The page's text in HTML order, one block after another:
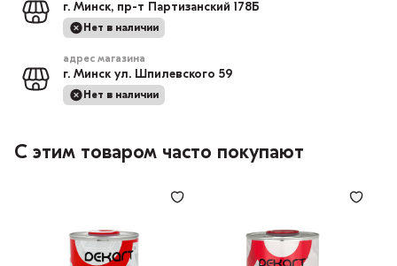
г. Минск, пр-т Партизанский 178Б
Нет в наличии
адрес магазина
г. Минск ул. Шпилевского 59
Нет в наличии
С этим товаром часто покупают